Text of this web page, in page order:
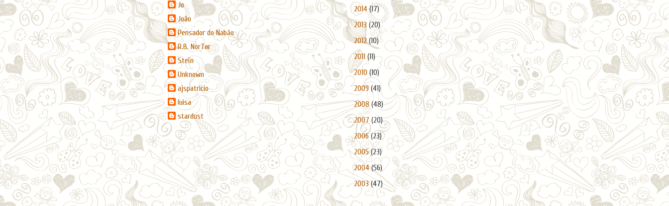
Jo
João
Pensador do Nabão
R.B. NorTør
Steïn
Unknown
ajspatricio
luisa
stardust
► 2014(17)
►2013 (20)
►2012(10)
►2011 (11)
►2010(10)
►2009(41)
►2008(48)
►2007 (20)
►2006 (23)
►2005(23)
►2004(56)
►2003(47)